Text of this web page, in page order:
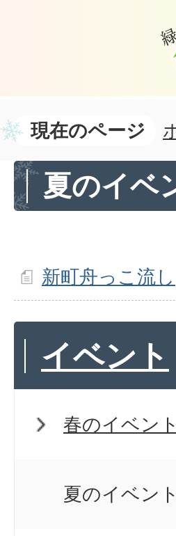
現在のページ
夏のイベ
新町舟っこ流し
イベント
春のイベント
夏のイベント